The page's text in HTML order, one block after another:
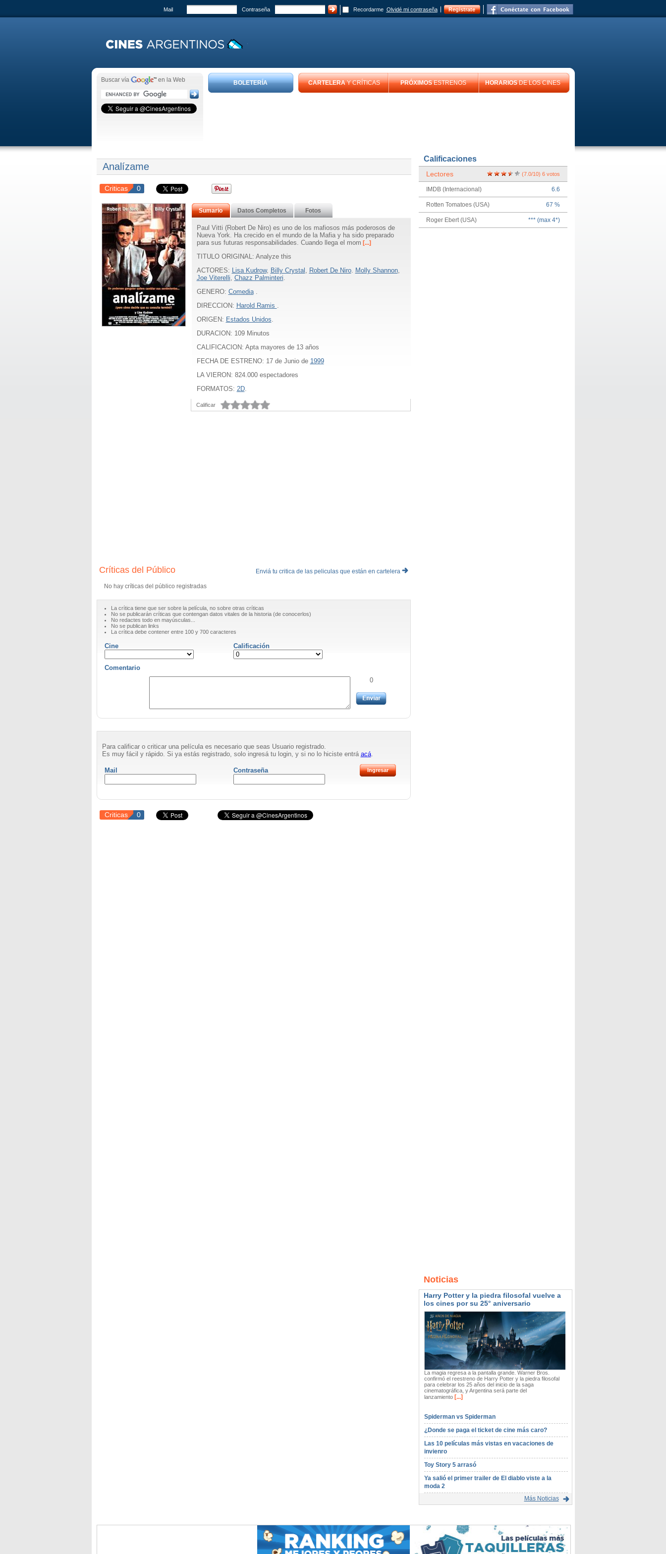
Mail Contraseña Recordarme Olvidé mi contraseña Registrate
Buscar vía en la Web BOLETERÍA CARTELERAY CRÍTICAS PRÓXIMOSESTRENOS HORARIOSDE LOS CINES
Analízame
Criticas 0
Sumario Datos Completos Fotos
Paul Vitti (Robert De Niro) es uno de los mafiosos más poderosos de
Nueva York. Ha crecido en el mundo de la Mafia y ha sido preparado
para sus futuras responsabilidades. Cuando llega el mom [...]
TITULO ORIGINAL: Analyze this
ACTORES: Lisa Kudrow, Billy Crystal , Robert De Niro. Molly Shannon,
Joe Viterelli, Chazz Palminteri.
GENERO: Comedia.
DIRECCION: Harold Ramis .
ORIGEN: Estados Unidos.
DURACION: 109Minutos
CALIFICACION: Apta mayores de 13 años
FECHA DE ESTRENO: 17 de Junio de 1999
LA VIERON: 824.000 espectadores
FORMATOS: 2D.
Calificar
Enviá tu critica de las peliculas que están en cartelera
Críticas del Público
No hay críticas del público registradas
La crítica tiene que ser sobre la película, no sobre otras críticas
No se publicarán críticas que contengan datos vitales de la historia (de conocerlos)
No redactes todo en mayúsculas...
No se publican links
La crítica debe contener entre 100 y 700 caracteres
Cine Calificación
Comentario
0
Para calificar o criticar una película es necesario que seas Usuario registrado.
Es muy fácil y rápido. Si ya estás registrado, solo ingresá tu login, y si no lo hiciste entrá acá.
Mail Contraseña
Criticas 0
Calificaciones
Lectores (7.0/10) 6votos
IMDB (Internacional) 6.6
Rotten Tomatoes (USA) 67 %
Roger Ebert (USA) *** (max 4*)
Noticias
Harry Potter y la piedra filosofal vuelve a
los cines por su 25° aniversario
La magia regresa a la pantalla grande. Warner Bros.
confirmó el reestreno de Harry Potter y la piedra filosofal
para celebrar los 25 años del inicio de la saga
cinematográfica, y Argentina será parte del
lanzamiento[...]
Spiderman vs Spiderman
¿Donde se paga el ticket de cine más caro?
Las 10 películas más vistas en vacaciones de
invienro
Toy Story 5 arrasó
Ya salió el primer trailer de El diablo viste a la
moda 2
Más Noticias